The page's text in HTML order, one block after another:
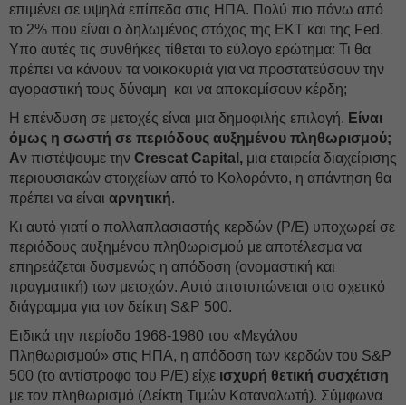
επιμένει σε υψηλά επίπεδα στις ΗΠΑ. Πολύ πιο πάνω από
το 2% που είναι ο δηλωμένος στόχος της ΕΚΤ και της Fed.
Υπο αυτές τις συνθήκες τίθεται το εύλογο ερώτημα: Τι θα
πρέπει να κάνουν τα νοικοκυριά για να προστατεύσουν την
αγοραστική τους δύναμη και να αποκομίσουν κέρδη;
Η επένδυση σε μετοχές είναι μια δημοφιλής επιλογή. Είναι
όμως η σωστή σε περιόδους αυξημένου πληθωρισμού;
Αν πιστέψουμε την Crescat Capital, μια εταιρεία διαχείρισης
περιουσιακών στοιχείων από το Κολοράντο, η απάντηση θα
πρέπει να είναι αρνητική.
Κι αυτό γιατί ο πολλαπλασιαστής κερδών (P/E) υποχωρεί σε
περιόδους αυξημένου πληθωρισμού με αποτέλεσμα να
επηρεάζεται δυσμενώς η απόδοση (ονομαστική και
πραγματική) των μετοχών. Αυτό αποτυπώνεται στο σχετικό
διάγραμμα για τον δείκτη S&P 500.
Ειδικά την περίοδο 1968-1980 του «Μεγάλου
Πληθωρισμού» στις ΗΠΑ, η απόδοση των κερδών του S&P
500 (το αντίστροφο του P/E) είχε ισχυρή θετική συσχέτιση
με τον πληθωρισμό (Δείκτη Τιμών Καταναλωτή). Σύμφωνα